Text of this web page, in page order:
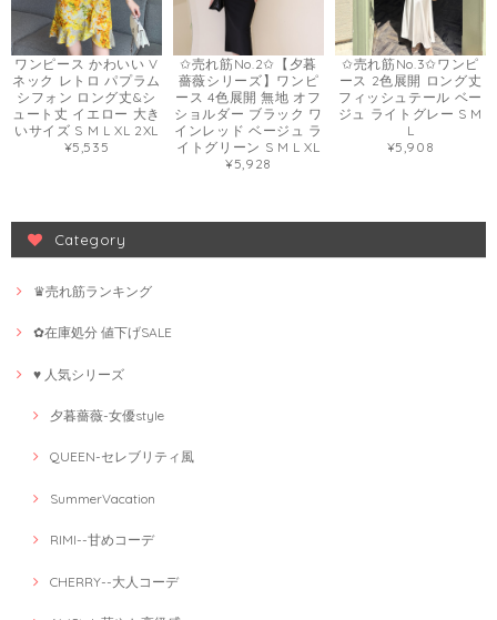
ワンピース かわいい V
ネック レトロ パプラム
シフォン ロング丈&シ
ュート丈 イエロー 大き
いサイズ S M L XL 2XL
¥5,535
✩売れ筋No.2✩【夕暮
薔薇シリーズ】ワンピ
ース 4色展開 無地 オフ
ショルダー ブラック ワ
インレッド ベージュ ラ
イトグリーン S M L XL
¥5,928
✩売れ筋No.3✩ワンピ
ース 2色展開 ロング丈
フィッシュテール ベー
ジュ ライトグレー S M
L
¥5,908
Category
♛売れ筋ランキング
✿在庫処分 値下げSALE
♥ 人気シリーズ
夕暮薔薇-女優style
QUEEN-セレブリティ風
SummerVacation
RIMI--甘めコーデ
CHERRY--大人コーデ